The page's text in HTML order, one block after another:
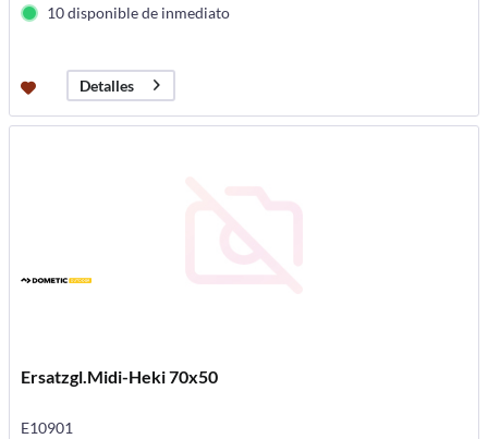
10 disponible de inmediato
Detalles
Ersatzgl.Midi-Heki 70x50
E10901